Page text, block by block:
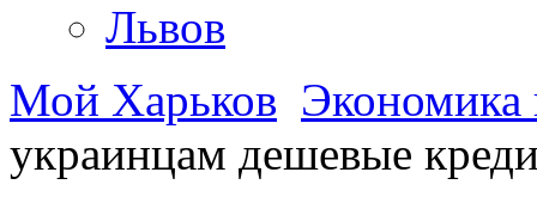
Львов
Мой Харьков Экономика
украинцам дешевые